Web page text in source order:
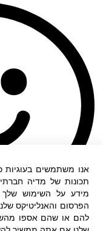
אנו משתמשים בעוגיות
תכונות של מדיה
מידע על השימוש
הפרסום והאנליטיקס
להם או שהם אספו